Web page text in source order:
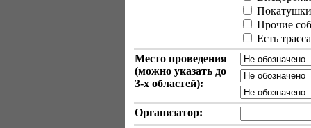
Покатушки
Прочие
Есть
Место проведения
(можно указать до
3-х областей):
Организатор: